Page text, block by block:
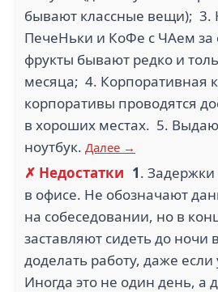
бывают классные вещи); 3.
ПечеНьки и КоФе с ЧАем за
фрукты бывают редко и
месяца; 4. Корпоративная
корпоративы проводятся
в хороших местах. 5.
ноутбук. Далее →
✗ Недостатки 1.
в офисе. Не обозначают
на собеседовании, но в
заставляют сидеть до ночи
доделать работу, даже если
Иногда это не один день, а